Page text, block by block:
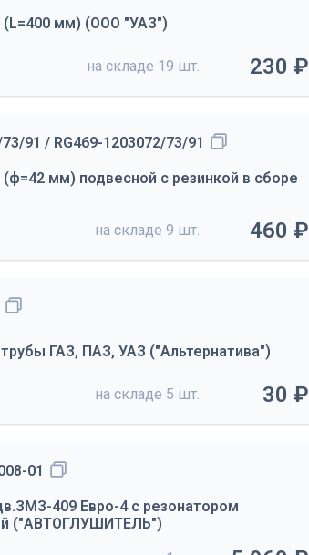
(L=400 мм) (ООО "УАЗ")
на складе 19 шт. 230 ₽
91 / RG469-1203072/73/91
мм) подвесной с резинкой в сборе
на складе 9 шт. 460 ₽
ГАЗ, ПАЗ, УАЗ ("Альтернатива")
на складе 5 шт. 30 ₽
01
409 Евро-4 с резонатором
("АВТОГЛУШИТЕЛЬ")